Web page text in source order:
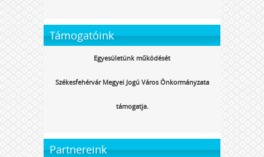
Támogatóink
Egyesületünk működését
Székesfehérvár Megyei Jogú Város Önkormányzata
támogatja.
Partnereink